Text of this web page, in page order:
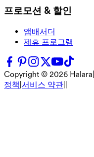
프로모션 & 할인
앰배서더
제휴 프로그램
Copyright © 2026 Halara
정책 서비스 약관